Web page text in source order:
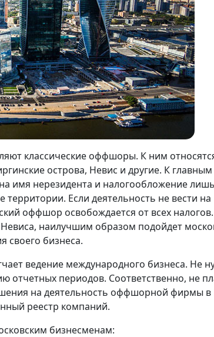
классические оффшоры. К ним
острова, Невис и другие. К
имя нерезидента и налогообложение
территории. Если деятельность не вести на
оффшор освобождается от всех
наилучшим образом подойдет
своего бизнеса.
ведение международного бизнеса. Не
отчетных периодов. Соответственно, не
на деятельность оффшорной фирмы в
реестр компаний.
бизнесменам: